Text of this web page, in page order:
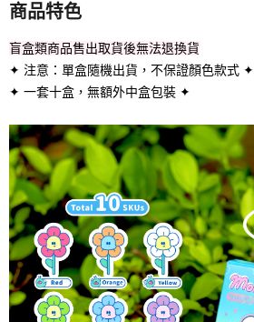
商品特色
盲盒類商品售出取貨後無法退換貨
✦ 注意：單盒隨機出貨，不保證顏色款式 ✦
✦ 一套十盒，無額外中盒包裝 ✦